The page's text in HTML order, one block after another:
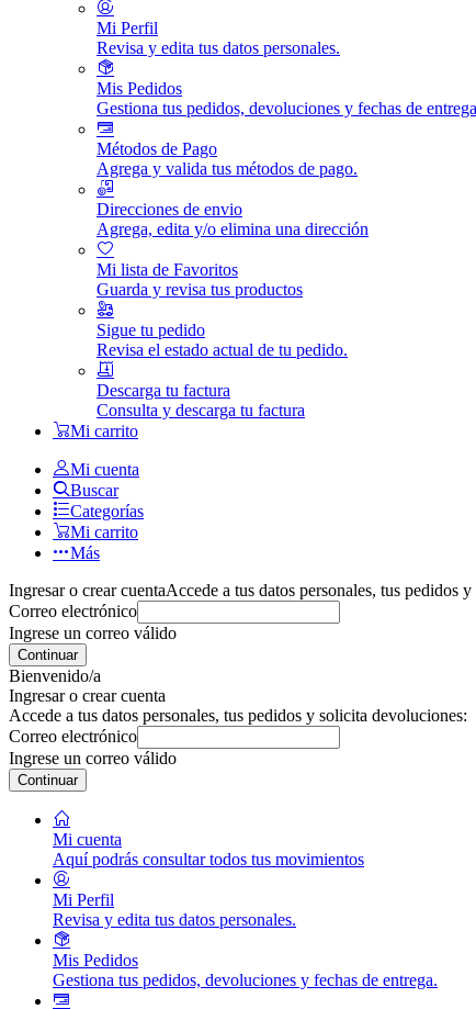
Mi Perfil
Revisa y edita tus datos personales.
Mis Pedidos
Gestiona tus pedidos, devoluciones y fechas de
Métodos de Pago
Agrega y valida tus métodos de pago.
Direcciones de envio
Agrega, edita y/o elimina una dirección
Mi lista de Favoritos
Guarda y revisa tus productos
Sigue tu pedido
Revisa el estado actual de tu pedido.
Descarga tu factura
Consulta y descarga tu factura
Mi carrito
Mi cuenta
Buscar
Categorías
Mi carrito
Más
Ingresar o crear cuentaAccede a tus datos personales, tus pedidos
Correo electrónico
Ingrese un correo válido
Continuar
Bienvenido/a
Ingresar o crear cuenta
Accede a tus datos personales, tus pedidos y solicita devoluciones:
Correo electrónico
Ingrese un correo válido
Continuar
Mi cuenta
Aquí podrás consultar todos tus movimientos
Mi Perfil
Revisa y edita tus datos personales.
Mis Pedidos
Gestiona tus pedidos, devoluciones y fechas de entrega.